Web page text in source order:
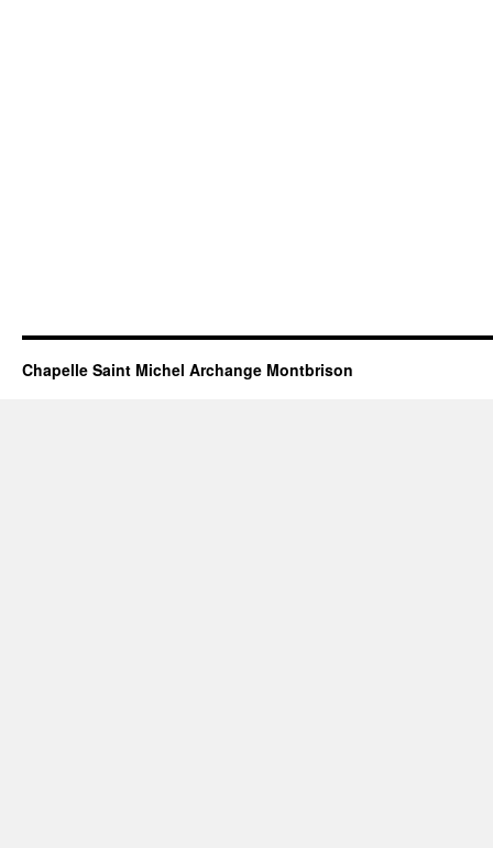
Chapelle Saint Michel Archange Montbrison